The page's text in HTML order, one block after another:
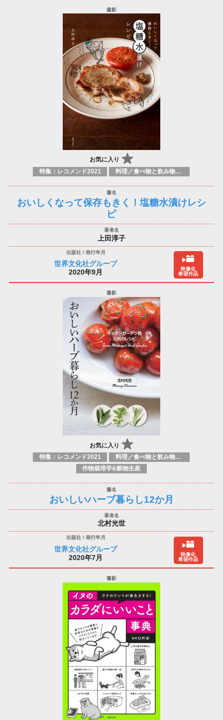
お気に入り
特集：レコメンド2021 料理／食べ物と飲み物／食に関する記述
おいしくなって保存もきく！塩糖水漬けレシ
ピ
上田淳子
世界文化社グループ
2020年9月
映像化
希望作品
お気に入り
特集：レコメンド2021
料理／食べ物と飲み物／食に関する記述
作物栽培学&穀物生産
おいしいハーブ暮らし12か月
北村光世
世界文化社グループ
2020年7月
映像化
希望作品